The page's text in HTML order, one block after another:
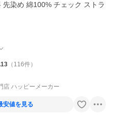
先染め 綿100% チェック ストラ
（ 116件）
店 ハッピーメーカー
安値を見る